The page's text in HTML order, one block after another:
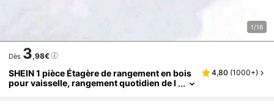
1/18
Dès 3,98€
SHEIN 1 pièce Étagère de rangement en bois
pour vaisselle, rangement quotidien de l
4,80 (1000+)